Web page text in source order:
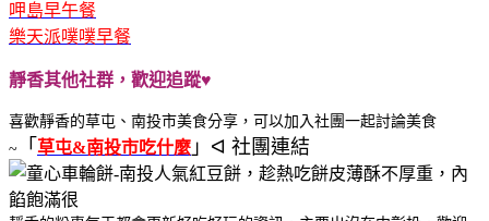
呷島早午餐
樂天派噗噗早餐
靜香其他社群，歡迎追蹤♥
喜歡靜香的草屯、南投市美食分享，可以加入社團一起討論美食
~
「 草屯&南投市吃什麼 」ᐊ 社團連結